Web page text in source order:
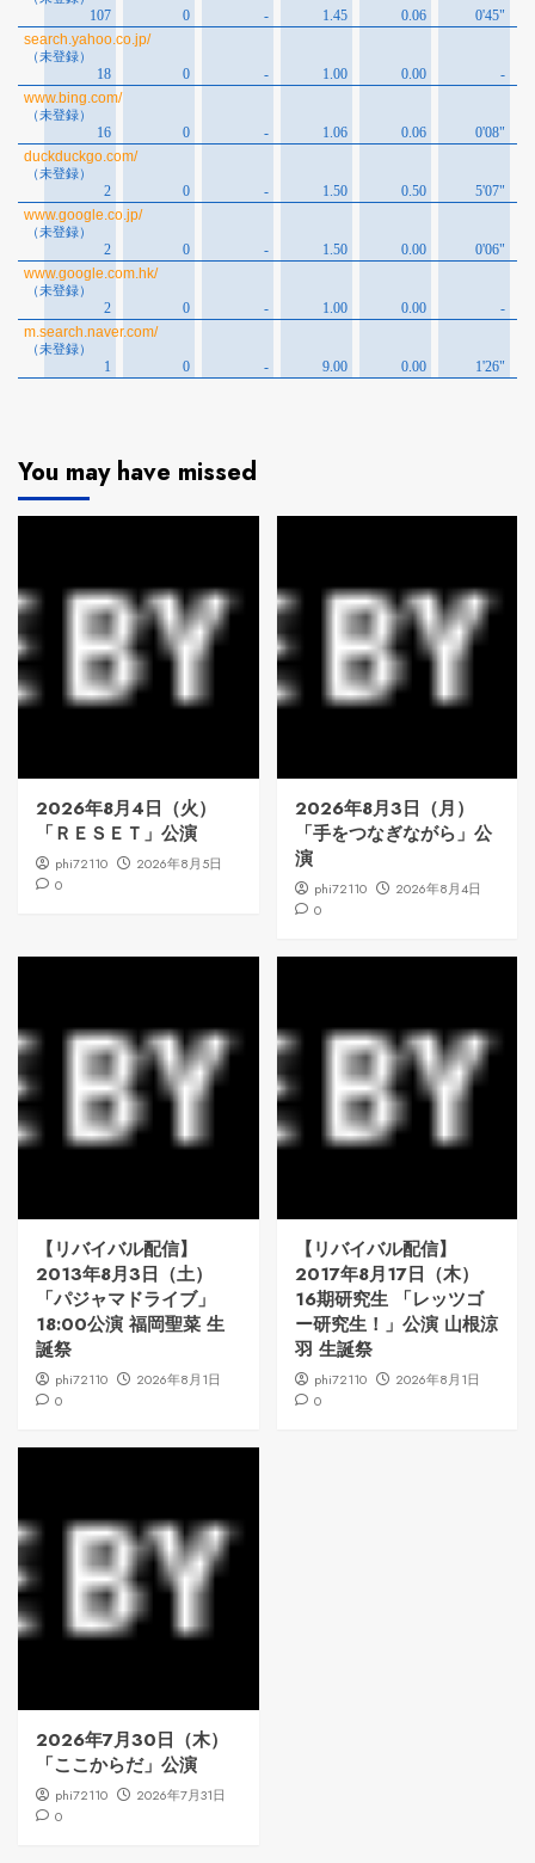
You may have missed
2026年8月4日（火）
「ＲＥＳＥＴ」公演
phi72110
2026年8月5日
0
2026年8月3日（月）
「手をつなぎながら」公
演
phi72110
2026年8月4日
0
【リバイバル配信】
2013年8月3日（土）
「パジャマドライブ」
18:00公演 福岡聖菜 生
誕祭
phi72110
2026年8月1日
0
【リバイバル配信】
2017年8月17日（木）
16期研究生 「レッツゴ
ー研究生！」公演 山根涼
羽 生誕祭
phi72110
2026年8月1日
0
2026年7月30日（木）
「ここからだ」公演
phi72110
2026年7月31日
0